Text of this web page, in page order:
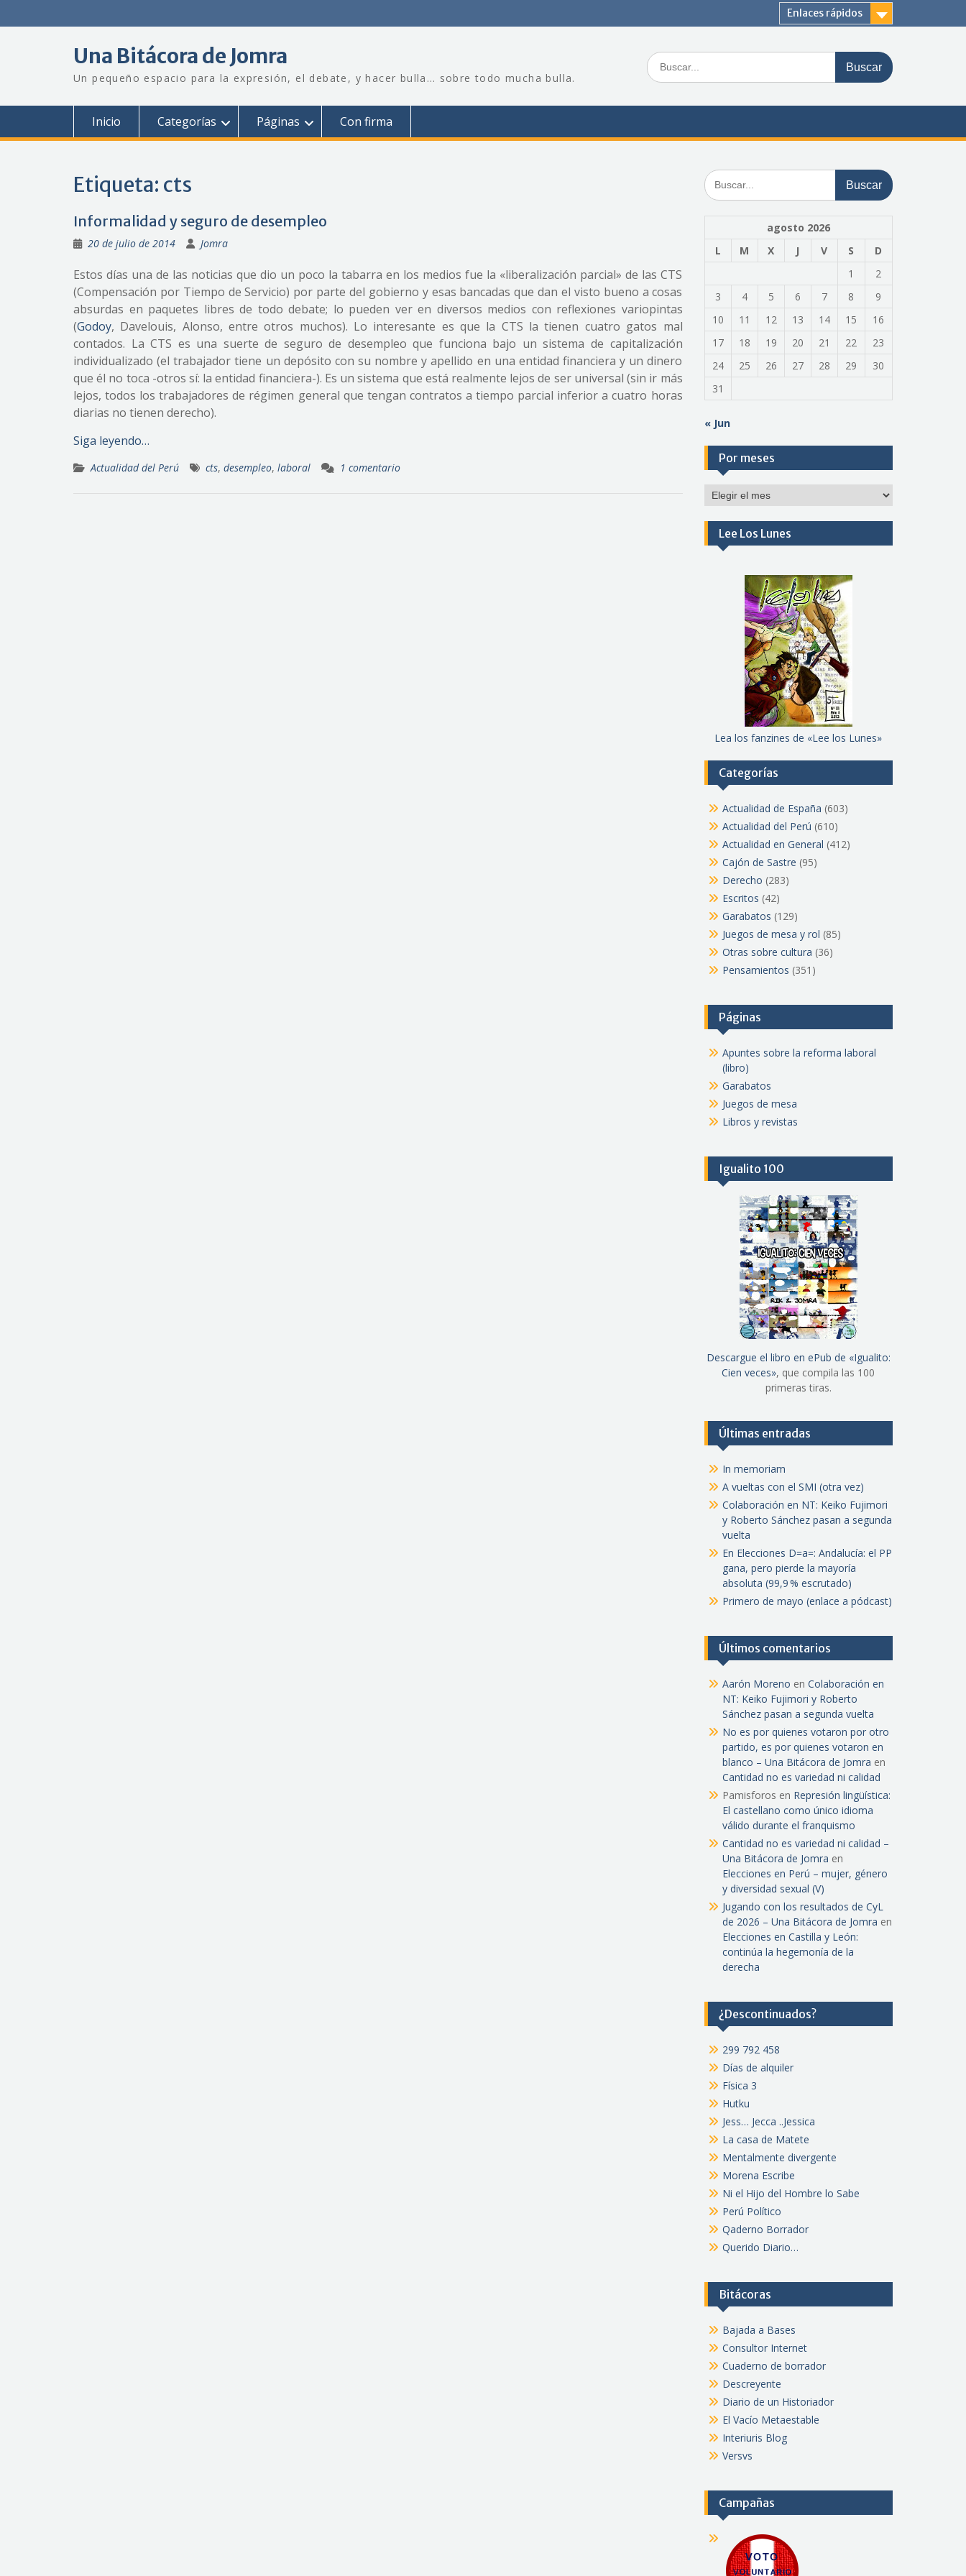
Enlaces rápidos
Una Bitácora de Jomra
Un pequeño espacio para la expresión, el debate, y hacer bulla… sobre todo mucha bulla.
Buscar:
Inicio Categorías Páginas Con firma
Etiqueta: cts
Informalidad y seguro de desempleo
20 de julio de 2014 Jomra
Estos días una de las noticias que dio un poco la tabarra en los medios fue la «liberalización parcial» de las CTS
(Compensación por Tiempo de Servicio) por parte del gobierno y esas bancadas que dan el visto bueno a cosas
absurdas en paquetes libres de todo debate; lo pueden ver en diversos medios con reflexiones variopintas
(Godoy, Davelouis, Alonso, entre otros muchos). Lo interesante es que la CTS la tienen cuatro gatos mal
contados. La CTS es una suerte de seguro de desempleo que funciona bajo un sistema de capitalización
individualizado (el trabajador tiene un depósito con su nombre y apellido en una entidad financiera y un dinero
que él no toca -otros sí: la entidad financiera-). Es un sistema que está realmente lejos de ser universal (sin ir más
lejos, todos los trabajadores de régimen general que tengan contratos a tiempo parcial inferior a cuatro horas
diarias no tienen derecho).
Siga leyendo…
Actualidad del Perú cts, desempleo, laboral 1 comentario
Buscar:
agosto 2026
L
M X J V S
D
1
2
3
4 5 6 7 8
9
10
11 12 13 14 15
16
17
18 19 20 21 22
23
24
25 26 27 28 29
30
31
« Jun
Por meses
Por
Lee Los Lunes
Lea los fanzines de «Lee los Lunes»
Categorías
Actualidad de España (603)
Actualidad del Perú (610)
Actualidad en General (412)
Cajón de Sastre (95)
Derecho (283)
Escritos (42)
Garabatos (129)
Juegos de mesa y rol (85)
Otras sobre cultura (36)
Pensamientos (351)
Páginas
Apuntes sobre la reforma laboral
(libro)
Garabatos
Juegos de mesa
Libros y revistas
Igualito 100
Descargue el libro en ePub de «Igualito:
Cien veces», que compila las 100
primeras tiras.
Últimas entradas
In memoriam
A vueltas con el SMI (otra vez)
Colaboración en NT: Keiko Fujimori
y Roberto Sánchez pasan a segunda
vuelta
En Elecciones D=a=: Andalucía: el PP
gana, pero pierde la mayoría
absoluta (99,9 % escrutado)
Primero de mayo (enlace a pódcast)
Últimos comentarios
Aarón Moreno en Colaboración en
NT: Keiko Fujimori y Roberto
Sánchez pasan a segunda vuelta
No es por quienes votaron por otro
partido, es por quienes votaron en
blanco – Una Bitácora de Jomra en
Cantidad no es variedad ni calidad
Pamisforos en Represión lingüística:
El castellano como único idioma
válido durante el franquismo
Cantidad no es variedad ni calidad –
Una Bitácora de Jomra en
Elecciones en Perú – mujer, género
y diversidad sexual (V)
Jugando con los resultados de CyL
de 2026 – Una Bitácora de Jomra en
Elecciones en Castilla y León:
continúa la hegemonía de la
derecha
¿Descontinuados?
299 792 458
Días de alquiler
Física 3
Hutku
Jess… Jecca ..Jessica
La casa de Matete
Mentalmente divergente
Morena Escribe
Ni el Hijo del Hombre lo Sabe
Perú Político
Qaderno Borrador
Querido Diario…
Bitácoras
Bajada a Bases
Consultor Internet
Cuaderno de borrador
Descreyente
Diario de un Historiador
El Vacío Metaestable
Interiuris Blog
Versvs
Campañas